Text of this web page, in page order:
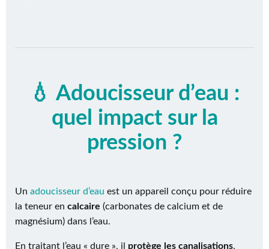
💧 Adoucisseur d’eau :
quel impact sur la
pression ?
Un adoucisseur d’eau est un appareil conçu pour réduire
la teneur en calcaire (carbonates de calcium et de
magnésium) dans l’eau.
En traitant l’eau « dure », il protège les canalisations,